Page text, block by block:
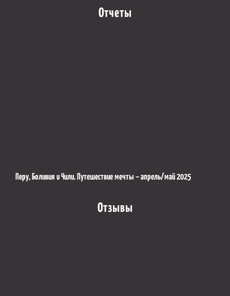
Отчеты
Перу, Боливия и Чили. Путешествие мечты – апрель/май 2025
Отзывы